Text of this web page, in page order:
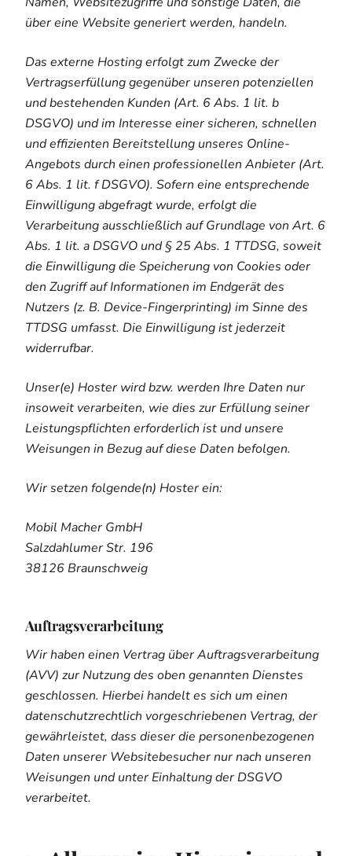
über eine Website generiert werden, handeln.
Das externe Hosting erfolgt zum Zwecke der
Vertragserfüllung gegenüber unseren potenziellen
und bestehenden Kunden (Art. 6 Abs. 1 lit. b
DSGVO) und im Interesse einer sicheren, schnellen
und effizienten Bereitstellung unseres Online-
Angebots durch einen professionellen Anbieter (Art.
6 Abs. 1 lit. f DSGVO). Sofern eine entsprechende
Einwilligung abgefragt wurde, erfolgt die
Verarbeitung ausschließlich auf Grundlage von Art. 6
Abs. 1 lit. a DSGVO und § 25 Abs. 1 TTDSG, soweit
die Einwilligung die Speicherung von Cookies oder
den Zugriff auf Informationen im Endgerät des
Nutzers (z. B. Device-Fingerprinting) im Sinne des
TTDSG umfasst. Die Einwilligung ist jederzeit
widerrufbar.
Unser(e) Hoster wird bzw. werden Ihre Daten nur
insoweit verarbeiten, wie dies zur Erfüllung seiner
Leistungspflichten erforderlich ist und unsere
Weisungen in Bezug auf diese Daten befolgen.
Wir setzen folgende(n) Hoster ein:
Mobil Macher GmbH
Salzdahlumer Str. 196
38126 Braunschweig
Auftragsverarbeitung
Wir haben einen Vertrag über Auftragsverarbeitung
(AVV) zur Nutzung des oben genannten Dienstes
geschlossen. Hierbei handelt es sich um einen
datenschutzrechtlich vorgeschriebenen Vertrag, der
gewährleistet, dass dieser die personenbezogenen
Daten unserer Websitebesucher nur nach unseren
Weisungen und unter Einhaltung der DSGVO
verarbeitet.